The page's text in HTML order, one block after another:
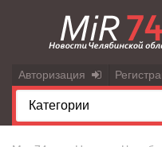
Авторизация